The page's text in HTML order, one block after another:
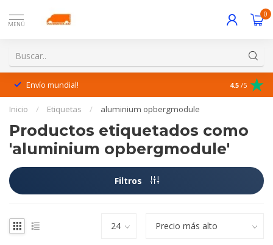
MENÚ
0
Envío mundial! ¡Excelente
4.5 /5
Inicio / Etiquetas / aluminium opbergmodule
Productos etiquetados como
'aluminium opbergmodule'
Filtros